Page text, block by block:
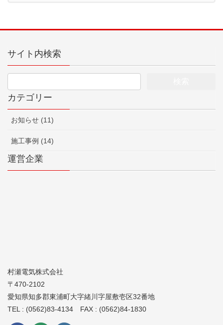
サイト内検索
カテゴリー
お知らせ (11)
施工事例 (14)
運営企業
村瀬電気株式会社
〒470-2102
愛知県知多郡東浦町大字緒川字屋敷壱区32番地
TEL : (0562)83-4134 FAX : (0562)84-1830